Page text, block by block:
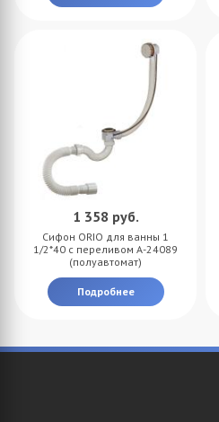
1 358 руб.
Сифон ORIO для ванны 1
1/2*40 с переливом А-24089
(полуавтомат)
Подробнее